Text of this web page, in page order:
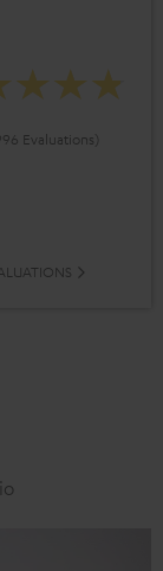
Evaluations)